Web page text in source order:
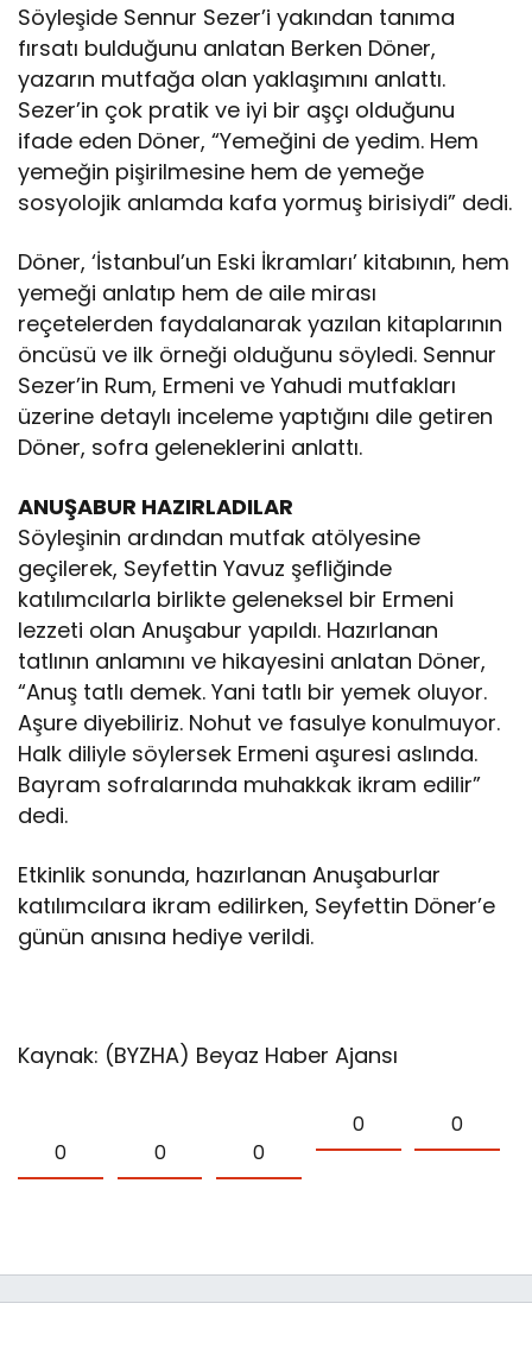
Söyleşide Sennur Sezer’i yakından tanıma
fırsatı bulduğunu anlatan Berken Döner,
yazarın mutfağa olan yaklaşımını anlattı.
Sezer’in çok pratik ve iyi bir aşçı olduğunu
ifade eden Döner, “Yemeğini de yedim. Hem
yemeğin pişirilmesine hem de yemeğe
sosyolojik anlamda kafa yormuş birisiydi” dedi.
Döner, ‘İstanbul’un Eski İkramları’ kitabının, hem
yemeği anlatıp hem de aile mirası
reçetelerden faydalanarak yazılan kitaplarının
öncüsü ve ilk örneği olduğunu söyledi. Sennur
Sezer’in Rum, Ermeni ve Yahudi mutfakları
üzerine detaylı inceleme yaptığını dile getiren
Döner, sofra geleneklerini anlattı.
ANUŞABUR HAZIRLADILAR
Söyleşinin ardından mutfak atölyesine
geçilerek, Seyfettin Yavuz şefliğinde
katılımcılarla birlikte geleneksel bir Ermeni
lezzeti olan Anuşabur yapıldı. Hazırlanan
tatlının anlamını ve hikayesini anlatan Döner,
“Anuş tatlı demek. Yani tatlı bir yemek oluyor.
Aşure diyebiliriz. Nohut ve fasulye konulmuyor.
Halk diliyle söylersek Ermeni aşuresi aslında.
Bayram sofralarında muhakkak ikram edilir”
dedi.
Etkinlik sonunda, hazırlanan Anuşaburlar
katılımcılara ikram edilirken, Seyfettin Döner’e
günün anısına hediye verildi.
Kaynak: (BYZHA) Beyaz Haber Ajansı
0 0 0
0 0